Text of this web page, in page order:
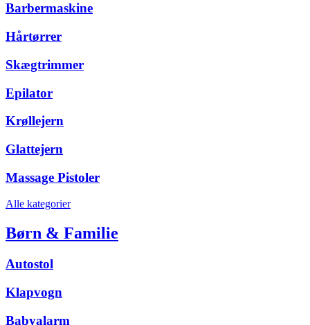
Barbermaskine
Hårtørrer
Skægtrimmer
Epilator
Krøllejern
Glattejern
Massage Pistoler
Alle kategorier
Børn & Familie
Autostol
Klapvogn
Babyalarm